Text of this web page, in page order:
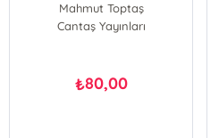
Mahmut Toptaş
Cantaş Yayınları
₺80,00